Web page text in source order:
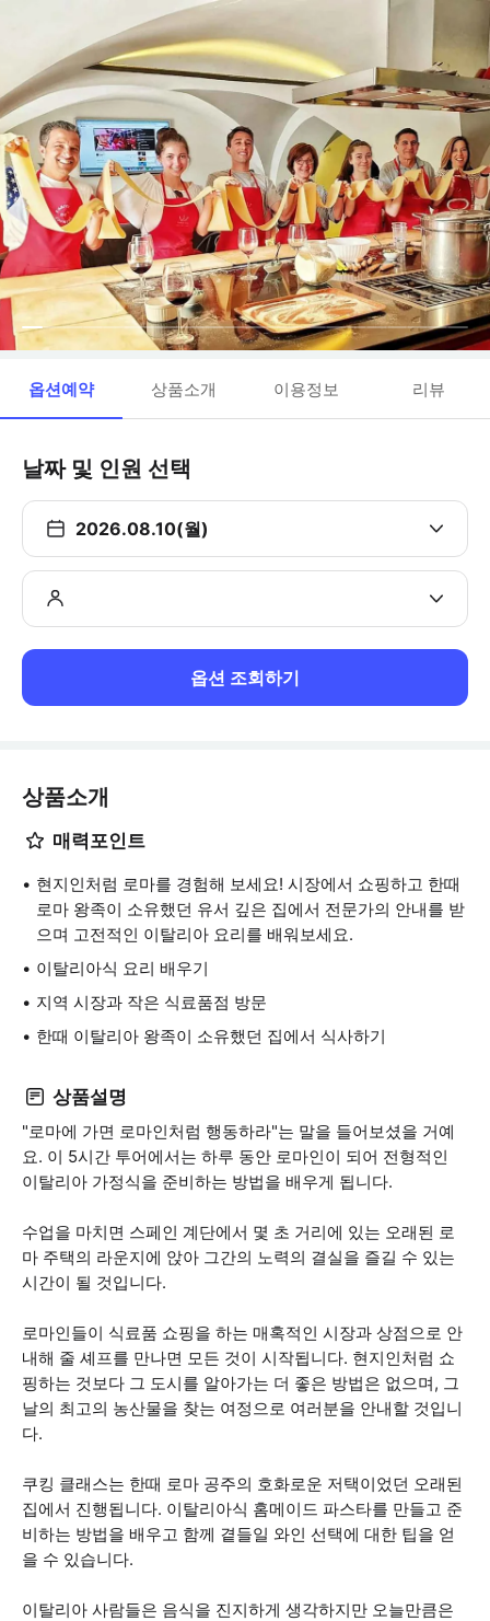
옵션예약 상품소개 이용정보 리뷰
날짜 및 인원 선택
2026.08.10(월)
옵션 조회하기
상품소개
매력포인트
현지인처럼 로마를 경험해 보세요! 시장에서 쇼핑하고 한때
로마 왕족이 소유했던 유서 깊은 집에서 전문가의 안내를 받
으며 고전적인 이탈리아 요리를 배워보세요.
이탈리아식 요리 배우기
지역 시장과 작은 식료품점 방문
한때 이탈리아 왕족이 소유했던 집에서 식사하기
상품설명
"로마에 가면 로마인처럼 행동하라"는 말을 들어보셨을 거예
요. 이 5시간 투어에서는 하루 동안 로마인이 되어 전형적인
이탈리아 가정식을 준비하는 방법을 배우게 됩니다.
수업을 마치면 스페인 계단에서 몇 초 거리에 있는 오래된 로
마 주택의 라운지에 앉아 그간의 노력의 결실을 즐길 수 있는
시간이 될 것입니다.
로마인들이 식료품 쇼핑을 하는 매혹적인 시장과 상점으로 안
내해 줄 셰프를 만나면 모든 것이 시작됩니다. 현지인처럼 쇼
핑하는 것보다 그 도시를 알아가는 더 좋은 방법은 없으며, 그
날의 최고의 농산물을 찾는 여정으로 여러분을 안내할 것입니
다.
쿠킹 클래스는 한때 로마 공주의 호화로운 저택이었던 오래된
집에서 진행됩니다. 이탈리아식 홈메이드 파스타를 만들고 준
비하는 방법을 배우고 함께 곁들일 와인 선택에 대한 팁을 얻
을 수 있습니다.
이탈리아 사람들은 음식을 진지하게 생각하지만 오늘만큼은